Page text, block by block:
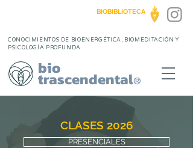
BIOBIBLIOTECA
bio
trascendental®
CONOCIMIENTOS DE BIOENERGÉTICA, BIOMEDITACIÓN Y
PSICOLOGÍA PROFUNDA
CLASES 2026
PRESENCIALES